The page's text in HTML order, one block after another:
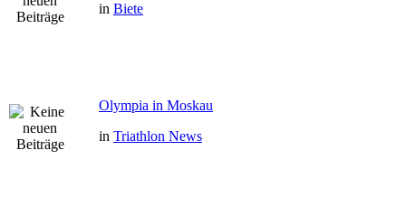
in Biete
Olympia in Moskau
in Triathlon News